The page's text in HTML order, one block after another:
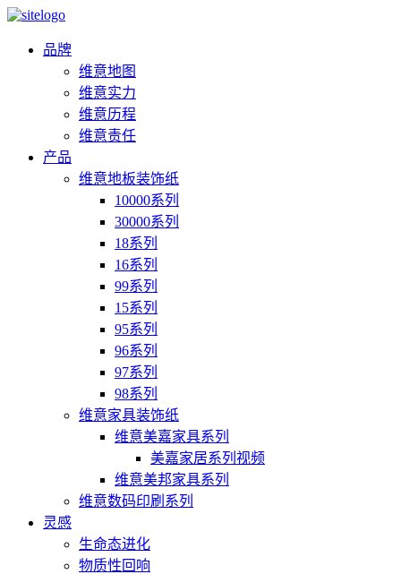
品牌
维意地图
维意实力
维意历程
维意责任
产品
维意地板装饰纸
10000系列
30000系列
18系列
16系列
99系列
15系列
95系列
96系列
97系列
98系列
维意家具装饰纸
维意美嘉家具系列
美嘉家居系列视频
维意美邦家具系列
维意数码印刷系列
灵感
生命态进化
物质性回响